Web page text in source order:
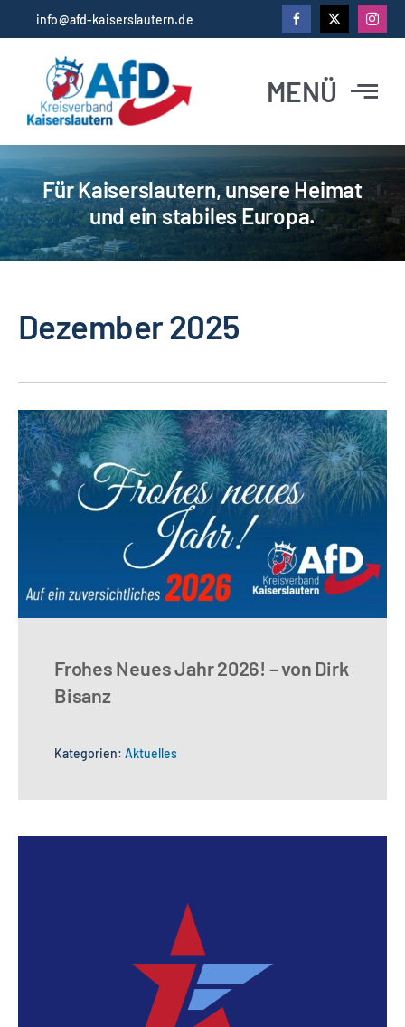
Inhalt
springen
info@afd-kaiserslautern.de
MENÜ
Startseite
News
Vorstand
Für Kaiserslautern, unsere Heimat
und ein stabiles Europa.
Dezember 2025
Frohes Neues Jahr 2026! – von Dirk
Bisanz
Kategorien: Aktuelles